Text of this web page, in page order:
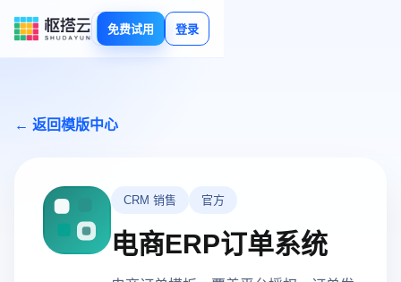
免费试用 登录
← 返回模版中心
CRM 销售 官方
电商ERP订单系统